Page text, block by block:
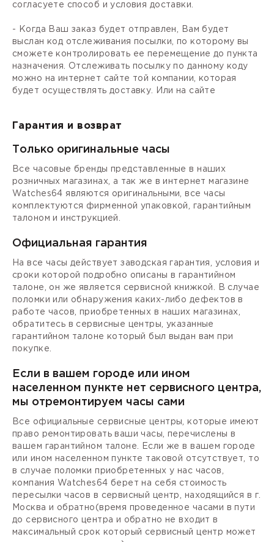
согласуете способ и условия доставки.
- Когда Ваш заказ будет отправлен, Вам будет
выслан код отслеживания посылки, по которому вы
сможете контролировать ее перемещение до пункта
назначения. Отслеживать посылку по данному коду
можно на интернет сайте той компании, которая
будет осуществлять доставку. Или на сайте
Гарантия и возврат
Только оригинальные часы
Все часовые бренды представленные в наших
розничных магазинах, а так же в интернет магазине
Watches64 являются оригинальными, все часы
комплектуются фирменной упаковкой, гарантийным
талоном и инструкцией.
Официальная гарантия
На все часы действует заводская гарантия, условия и
сроки которой подробно описаны в гарантийном
талоне, он же является сервисной книжкой. В случае
поломки или обнаружения каких-либо дефектов в
работе часов, приобретенных в наших магазинах,
обратитесь в сервисные центры, указанные
гарантийном талоне который был выдан вам при
покупке.
Если в вашем городе или ином
населенном пункте нет сервисного центра,
мы отремонтируем часы сами
Все официальные сервисные центры, которые имеют
право ремонтировать ваши часы, перечислены в
вашем гарантийном талоне. Если же в вашем городе
или ином населенном пункте таковой отсутствует, то
в случае поломки приобретенных у нас часов,
компания Watches64 берет на себя стоимость
пересылки часов в сервисный центр, находящийся в г.
Москва и обратно(время проведенное часами в пути
до сервисного центра и обратно не входит в
максимальный срок который сервисный центр может